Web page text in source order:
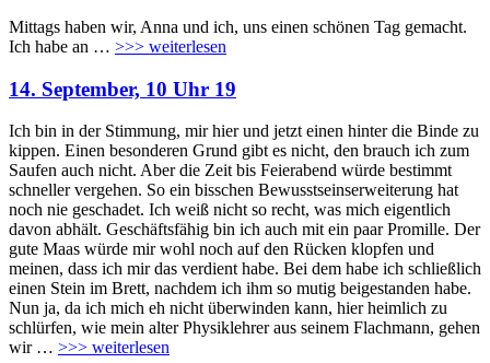
Mittags haben wir, Anna und ich, uns einen schönen Tag gemacht.
Ich habe an … >>> weiterlesen
14. September, 10 Uhr 19
Ich bin in der Stimmung, mir hier und jetzt einen hinter die Binde zu
kippen. Einen besonderen Grund gibt es nicht, den brauch ich zum
Saufen auch nicht. Aber die Zeit bis Feierabend würde bestimmt
schneller vergehen. So ein bisschen Bewusstseinserweiterung hat
noch nie geschadet. Ich weiß nicht so recht, was mich eigentlich
davon abhält. Geschäftsfähig bin ich auch mit ein paar Promille. Der
gute Maas würde mir wohl noch auf den Rücken klopfen und
meinen, dass ich mir das verdient habe. Bei dem habe ich schließlich
einen Stein im Brett, nachdem ich ihm so mutig beigestanden habe.
Nun ja, da ich mich eh nicht überwinden kann, hier heimlich zu
schlürfen, wie mein alter Physiklehrer aus seinem Flachmann, gehen
wir … >>> weiterlesen